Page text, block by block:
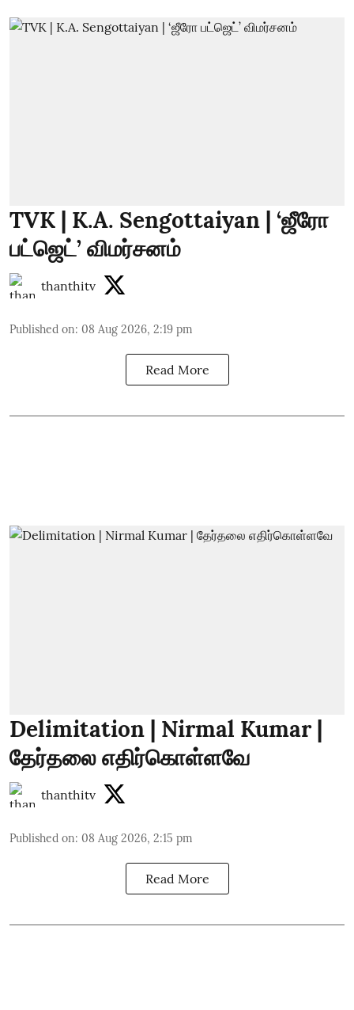
TVK | K.A. Sengottaiyan | ‘ஜீரோ
பட்ஜெட்’ விமர்சனம்
thanthitv
Published on: 08 Aug 2026, 2:19 pm
Read More
Delimitation | Nirmal Kumar |
தேர்தலை எதிர்கொள்ளவே
thanthitv
Published on: 08 Aug 2026, 2:15 pm
Read More